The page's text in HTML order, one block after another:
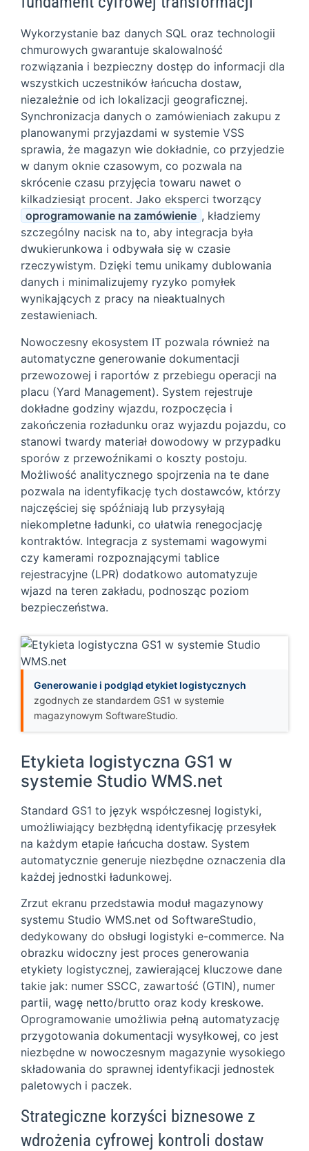
Wykorzystanie baz danych SQL oraz technologii
chmurowych gwarantuje skalowalność
rozwiązania i bezpieczny dostęp do informacji dla
wszystkich uczestników łańcucha dostaw,
niezależnie od ich lokalizacji geograficznej.
Synchronizacja danych o zamówieniach zakupu z
planowanymi przyjazdami w systemie VSS
sprawia, że magazyn wie dokładnie, co przyjedzie
w danym oknie czasowym, co pozwala na
skrócenie czasu przyjęcia towaru nawet o
kilkadziesiąt procent. Jako eksperci tworzący
oprogramowanie na zamówienie , kładziemy
szczególny nacisk na to, aby integracja była
dwukierunkowa i odbywała się w czasie
rzeczywistym. Dzięki temu unikamy dublowania
danych i minimalizujemy ryzyko pomyłek
wynikających z pracy na nieaktualnych
zestawieniach.
Nowoczesny ekosystem IT pozwala również na
automatyczne generowanie dokumentacji
przewozowej i raportów z przebiegu operacji na
placu (Yard Management). System rejestruje
dokładne godziny wjazdu, rozpoczęcia i
zakończenia rozładunku oraz wyjazdu pojazdu, co
stanowi twardy materiał dowodowy w przypadku
sporów z przewoźnikami o koszty postoju.
Możliwość analitycznego spojrzenia na te dane
pozwala na identyfikację tych dostawców, którzy
najczęściej się spóźniają lub przysyłają
niekompletne ładunki, co ułatwia renegocjację
kontraktów. Integracja z systemami wagowymi
czy kamerami rozpoznającymi tablice
rejestracyjne (LPR) dodatkowo automatyzuje
wjazd na teren zakładu, podnosząc poziom
bezpieczeństwa.
Generowanie i podgląd etykiet logistycznych
zgodnych ze standardem GS1 w systemie
magazynowym SoftwareStudio.
Etykieta logistyczna GS1 w
systemie Studio WMS.net
Standard GS1 to język współczesnej logistyki,
umożliwiający bezbłędną identyfikację przesyłek
na każdym etapie łańcucha dostaw. System
automatycznie generuje niezbędne oznaczenia dla
każdej jednostki ładunkowej.
Zrzut ekranu przedstawia moduł magazynowy
systemu Studio WMS.net od SoftwareStudio,
dedykowany do obsługi logistyki e-commerce. Na
obrazku widoczny jest proces generowania
etykiety logistycznej, zawierającej kluczowe dane
takie jak: numer SSCC, zawartość (GTIN), numer
partii, wagę netto/brutto oraz kody kreskowe.
Oprogramowanie umożliwia pełną automatyzację
przygotowania dokumentacji wysyłkowej, co jest
niezbędne w nowoczesnym magazynie wysokiego
składowania do sprawnej identyfikacji jednostek
paletowych i paczek.
Strategiczne korzyści biznesowe z
wdrożenia cyfrowej kontroli dostaw